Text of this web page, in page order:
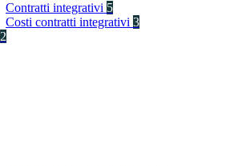
Contratti integrativi 5
Costi contratti integrativi 3
2